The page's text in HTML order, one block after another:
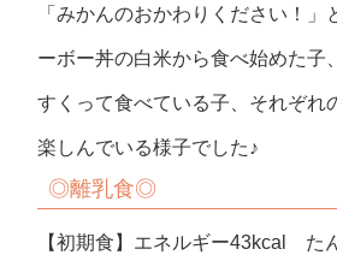
「みかんのおかわりください！」
ーボー丼の白米から食べ始めた子
すくって食べている子、それぞれ
楽しんでいる様子でした♪
◎離乳食◎
【初期食】エネルギー43kcal